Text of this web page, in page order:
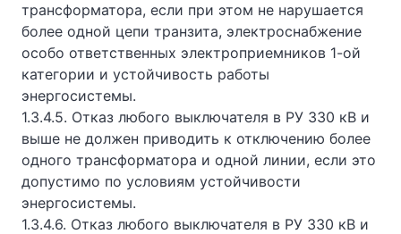
трансформатора, если при этом не нарушается
более одной цепи транзита, электроснабжение
особо ответственных электроприемников 1-ой
категории и устойчивость работы
энергосистемы.
1.3.4.5. Отказ любого выключателя в РУ 330 кВ и
выше не должен приводить к отключению более
одного трансформатора и одной линии, если это
допустимо по условиям устойчивости
энергосистемы.
1.3.4.6. Отказ любого выключателя в РУ 330 кВ и